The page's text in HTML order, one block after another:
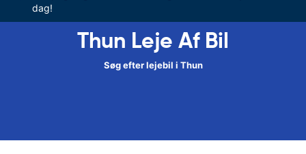
dag!
Thun Leje Af Bil
Søg efter lejebil i Thun